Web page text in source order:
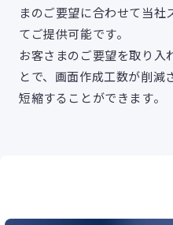
まのご要望に合わせて当社
てご提供可能です。
お客さまのご要望を取り入
とで、画面作成工数が削減
短縮することができます。